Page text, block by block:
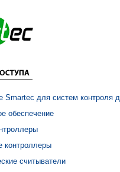
Smartec для систем контроля
обеспечение
контроллеры
считыватели